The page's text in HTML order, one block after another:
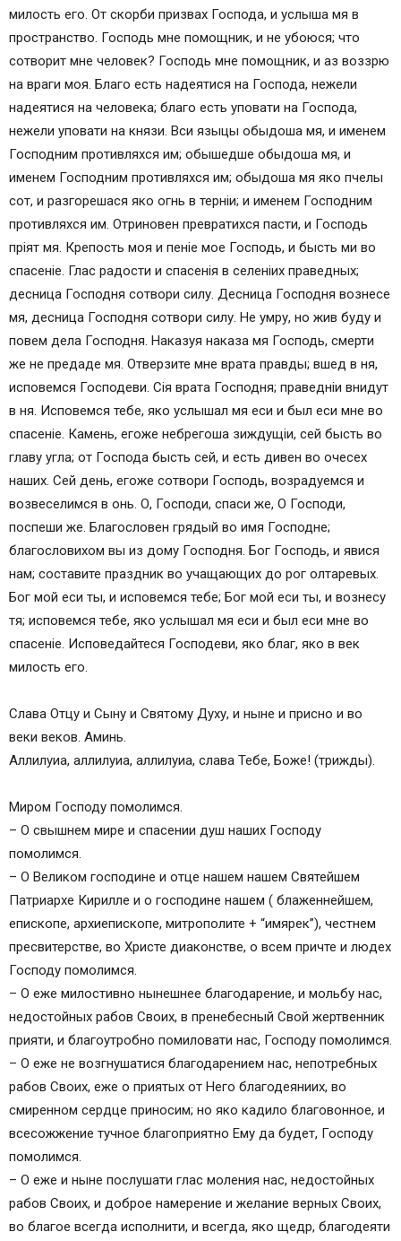
милость eго. От скорби призвах Господа, и услыша мя в
пространство. Господь мне помощник, и не убоюся; что
сотворит мне человек? Господь мне помощник, и аз воззрю
на враги моя. Благо eсть надеятися на Господа, нежели
надеятися на человека; благо eсть уповати на Господа,
нежели уповати на князи. Вси языцы обыдоша мя, и именем
Господним противляхся им; обышедше обыдоша мя, и
именем Господним противляхся им; обыдоша мя яко пчелы
сот, и разгорешася яко oгнь в тернiи; и именем Господним
противляхся им. Отриновен превратихся пасти, и Господь
прiят мя. Крепость моя и пенiе мое Господь, и бысть ми во
спасенiе. Глас радости и спасенiя в селенiих праведных;
десница Господня сотвори силу. Десница Господня вознесе
мя, десница Господня сотвори силу. Не умру, но жив буду и
повем дела Господня. Наказуя наказа мя Господь, смерти
же не предаде мя. Отверзите мне врата правды; вшед в ня,
исповемся Господеви. Сiя врата Господня; праведнiи внидут
в ня. Исповемся тебе, яко услышал мя eси и был eси мне во
спасенiе. Камень, eгоже небрегоша зиждущiи, сей бысть во
главу угла; от Господа бысть сей, и eсть дивен во oчесех
наших. Сей день, eгоже сотвори Господь, возрадуемся и
возвеселимся в oнь. О, Господи, спаси же, О Господи,
поспеши же. Благословен грядый во имя Господне;
благословихом вы из дому Господня. Бог Господь, и явися
нам; составите праздник во учащающих до рог oлтаревых.
Бог мой eси ты, и исповемся тебе; Бог мой eси ты, и вознесу
тя; исповемся тебе, яко услышал мя eси и был eси мне во
спасенiе. Исповедайтеся Господеви, яко благ, яко в век
милость eго.
Слава Отцу и Сыну и Святому Духу, и ныне и присно и во
веки веков. Аминь.
Аллилуиа, аллилуиа, аллилуиа, слава Тебе, Боже! (трижды).
Миром Господу помолимся.
– О свышнем мире и спасении душ наших Господу
помолимся.
– О Великом господине и отце нашем нашем Святейшем
Патриархе Кирилле и о господине нашем ( блаженнейшем,
епископе, архиепископе, митрополите + “имярек”), честнем
пресвитерстве, во Христе диаконстве, о всем причте и людех
Господу помолимся.
– О еже милостивно нынешнее благодарение, и мольбу нас,
недостойных рабов Своих, в пренебесный Свой жертвенник
прияти, и благоутробно помиловати нас, Господу помолимся.
– О еже не возгнушатися благодарением нас, непотребных
рабов Своих, еже о приятых от Него благодеяниих, во
смиренном сердце приносим; но яко кадило благовонное, и
всесожжение тучное благоприятно Ему да будет, Господу
помолимся.
– О еже и ныне послушати глас моления нас, недостойных
рабов Своих, и доброе намерение и желание верных Своих,
во благое всегда исполнити, и всегда, яко щедр, благодеяти